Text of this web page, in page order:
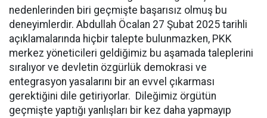
nedenlerinden biri geçmişte başarısız olmuş bu
deneyimlerdir. Abdullah Öcalan 27 Şubat 2025 tarihli
açıklamalarında hiçbir talepte bulunmazken, PKK
merkez yöneticileri geldiğimiz bu aşamada taleplerini
sıralıyor ve devletin özgürlük demokrasi ve
entegrasyon yasalarını bir an evvel çıkarması
gerektiğini dile getiriyorlar. Dileğimiz örgütün
geçmişte yaptığı yanlışları bir kez daha yapmayıp